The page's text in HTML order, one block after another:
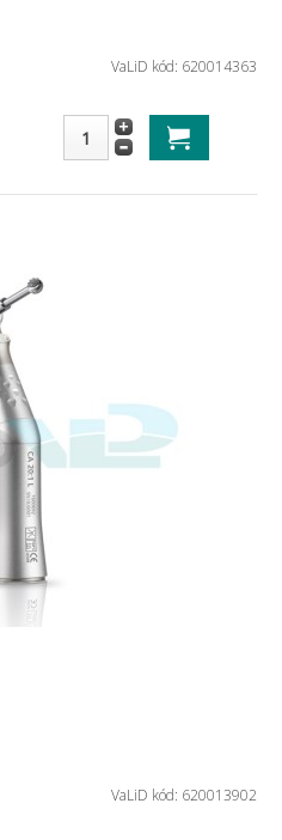
VaLiD kód: 620014363
VaLiD kód: 620013902